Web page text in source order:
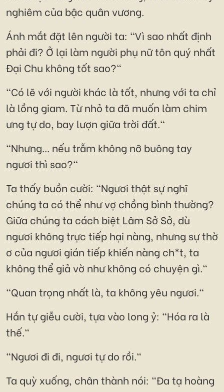
nghiêm của bậc quân vương.
Ánh mắt đặt lên người ta: "Vì sao nhất định
phải đi? Ở lại làm người phụ nữ tôn quý nhất
Đại Chu không tốt sao?"
"Có lẽ với người khác là tốt, nhưng với ta chỉ
là lồng giam. Từ nhỏ ta đã muốn làm chim
ưng tự do, bay lượn giữa trời đất."
"Nhưng... nếu trẫm không nỡ buông tay
ngươi thì sao?"
Ta thấy buồn cười: "Ngươi thật sự nghĩ
chúng ta có thể như vợ chồng bình thường?
Giữa chúng ta cách biệt Lâm Sở Sở, dù
ngươi không trực tiếp hại nàng, nhưng sự thờ
ơ của ngươi gián tiếp khiến nàng ch*t, ta
không thể giả vờ như không có chuyện gì."
"Quan trọng nhất là, ta không yêu ngươi."
Hắn tự giễu cười, tựa vào long ỷ: "Hóa ra là
thế."
"Ngươi đi đi, ngươi tự do rồi."
Ta quỳ xuống, chân thành nói: "Đa tạ hoàng